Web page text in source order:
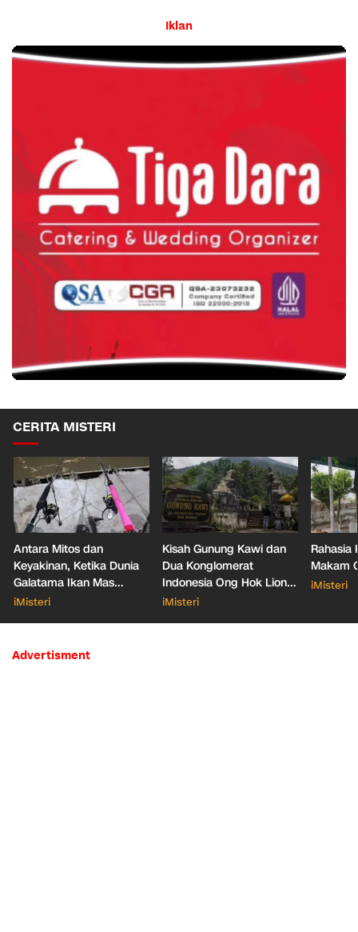
Iklan
CERITA MISTERI
Antara Mitos dan
Keyakinan, Ketika Dunia
Galatama Ikan Mas
Bersentuhan dengan Hal
iMisteri
Kisah Gunung Kawi dan
Dua Konglomerat
Indonesia Ong Hok Liong
hingga Liem Sioe Liong
iMisteri
Rahasia
Makam
iMisteri
Advertisment